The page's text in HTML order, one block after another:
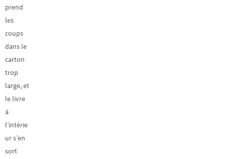
prend
les
coups
dans le
carton
trop
large, et
le livre
à
l’intérie
ur s’en
sort